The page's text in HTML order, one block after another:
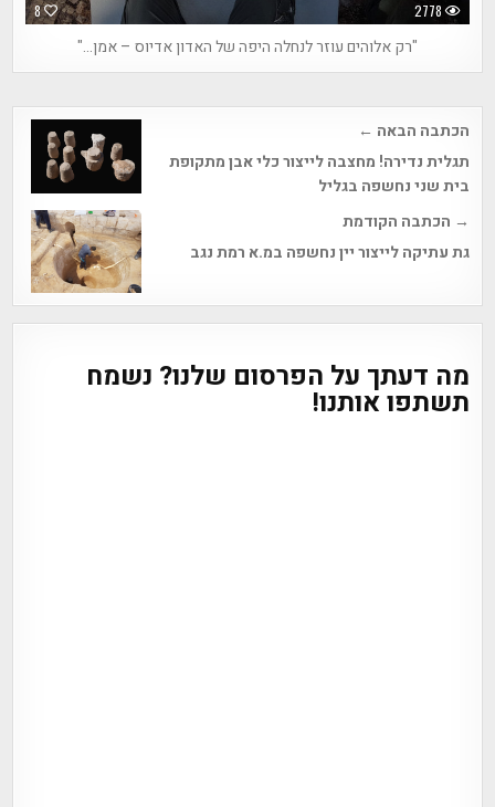
8 2778
"רק אלוהים עוזר לנחלה היפה של האדון אדיוס – אמן…"
Post
navigation
הכתבה הבאה ←
תגלית נדירה! מחצבה לייצור כלי אבן מתקופת
בית שני נחשפה בגליל
→ הכתבה הקודמת
גת עתיקה לייצור יין נחשפה במ.א רמת נגב
מה דעתך על הפרסום שלנו? נשמח
תשתפו אותנו!